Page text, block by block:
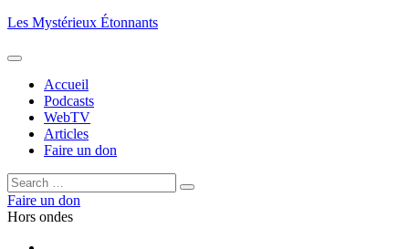
Aller
contenu
Les Mystérieux Étonnants
Accueil
Podcasts
WebTV
Articles
Faire un don
Rechercher :
Rechercher
Faire un don
Hors ondes